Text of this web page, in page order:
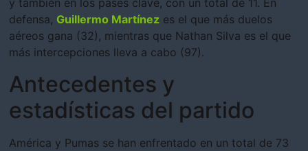
defensa, Guillermo Martínez es el que más duelos
aéreos gana (32), mientras que Nathan Silva es el que
más intercepciones lleva a cabo (97).
Antecedentes y
estadísticas del partido
América y Pumas se han enfrentado en un total de 73